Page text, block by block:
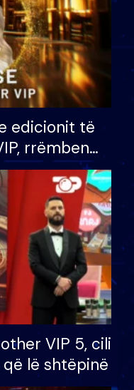
edicionit të
rrëmben
mijë eurosh
VIP 5, cili
lë shtëpinë